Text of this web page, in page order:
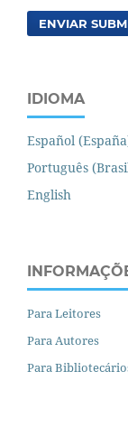
ENVIAR
IDIOMA
Español
Português
English
Para Leitores
Para Autores
Para